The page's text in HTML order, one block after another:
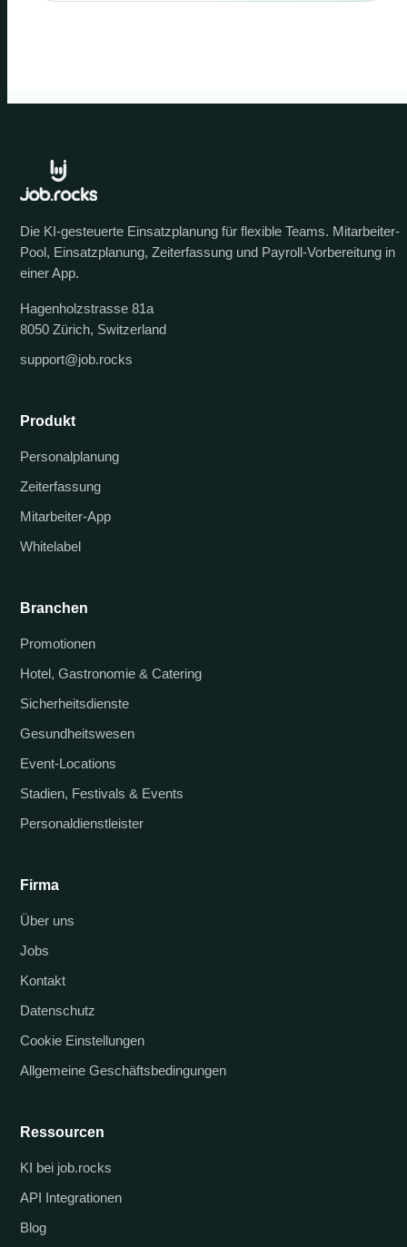
Die KI-gesteuerte Einsatzplanung für flexible Teams. Mitarbeiter-
Pool, Einsatzplanung, Zeiterfassung und Payroll-Vorbereitung in
einer App.
Hagenholzstrasse 81a
8050 Zürich, Switzerland
support@job.rocks
Produkt
Personalplanung
Zeiterfassung
Mitarbeiter-App
Whitelabel
Branchen
Promotionen
Hotel, Gastronomie & Catering
Sicherheitsdienste
Gesundheitswesen
Event-Locations
Stadien, Festivals & Events
Personaldienstleister
Firma
Über uns
Jobs
Kontakt
Datenschutz
Cookie Einstellungen
Allgemeine Geschäftsbedingungen
Ressourcen
KI bei job.rocks
API Integrationen
Blog